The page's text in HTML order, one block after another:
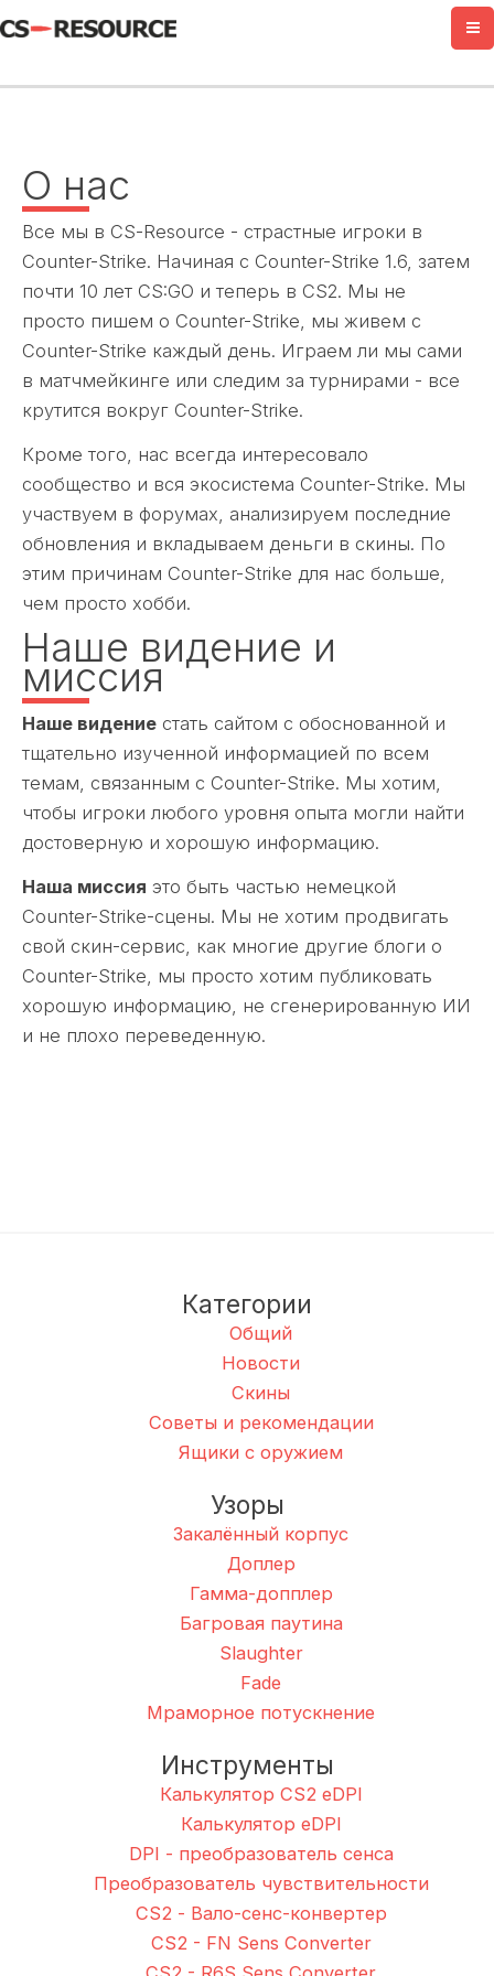
к
О нас
Все мы в CS-Resource - страстные игроки в
Counter-Strike. Начиная с Counter-Strike 1.6, затем
почти 10 лет CS:GO и теперь в CS2. Мы не
просто пишем о Counter-Strike, мы живем с
Counter-Strike каждый день. Играем ли мы сами
в матчмейкинге или следим за турнирами - все
крутится вокруг Counter-Strike.
Кроме того, нас всегда интересовало
сообщество и вся экосистема Counter-Strike. Мы
участвуем в форумах, анализируем последние
обновления и вкладываем деньги в скины. По
этим причинам Counter-Strike для нас больше,
чем просто хобби.
Наше видение и
миссия
Наше видение стать сайтом с обоснованной и
тщательно изученной информацией по всем
темам, связанным с Counter-Strike. Мы хотим,
чтобы игроки любого уровня опыта могли найти
достоверную и хорошую информацию.
Наша миссия это быть частью немецкой
Counter-Strike-сцены. Мы не хотим продвигать
свой скин-сервис, как многие другие блоги о
Counter-Strike, мы просто хотим публиковать
хорошую информацию, не сгенерированную ИИ
и не плохо переведенную.
Категории
Общий
Новости
Скины
Советы и рекомендации
Ящики с оружием
Узоры
Закалённый корпус
Доплер
Гамма-допплер
Багровая паутина
Slaughter
Fade
Мраморное потускнение
Инструменты
Калькулятор CS2 eDPI
Калькулятор eDPI
DPI - преобразователь сенса
Преобразователь чувствительности
CS2 - Вало-сенс-конвертер
CS2 - FN Sens Converter